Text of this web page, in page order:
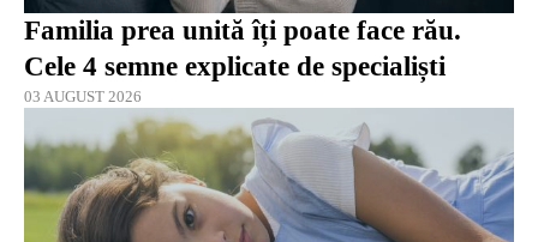
Familia prea unită îți poate face rău.
Cele 4 semne explicate de specialiști
03 AUGUST 2026